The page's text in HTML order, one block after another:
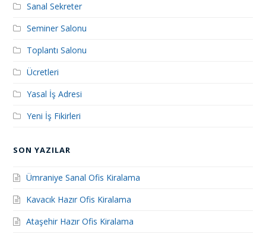
Sanal Sekreter
Seminer Salonu
Toplantı Salonu
Ücretleri
Yasal İş Adresi
Yeni İş Fikirleri
SON YAZILAR
Ümraniye Sanal Ofis Kiralama
Kavacık Hazır Ofis Kiralama
Ataşehir Hazır Ofis Kiralama